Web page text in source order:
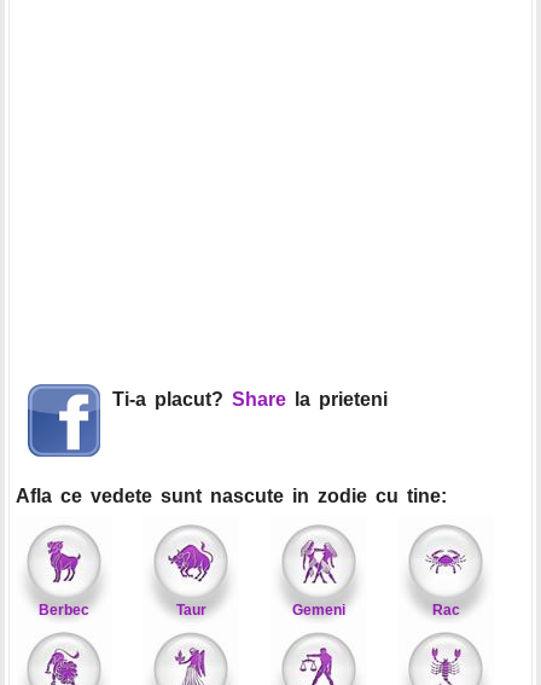
Ti-a placut? Share la prieteni
Afla ce vedete sunt nascute in zodie cu tine:
Berbec Taur Gemeni Rac